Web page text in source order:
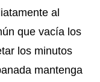
al
que vacía los
los minutos
mantenga